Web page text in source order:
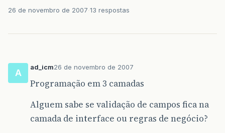
26 de novembro de 2007 13 respostas
A
ad_icm26 de novembro de 2007
Programação em 3 camadas
Alguem sabe se validação de campos fica na
camada de interface ou regras de negócio?